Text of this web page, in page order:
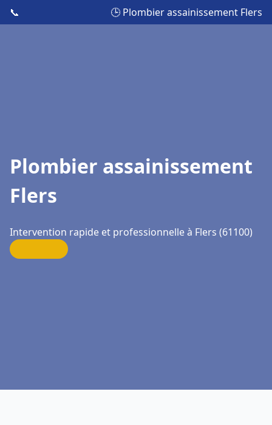
📞 🕒 Plombier assainissement Flers
Plombier assainissement
Flers
Intervention rapide et professionnelle à Flers (61100)